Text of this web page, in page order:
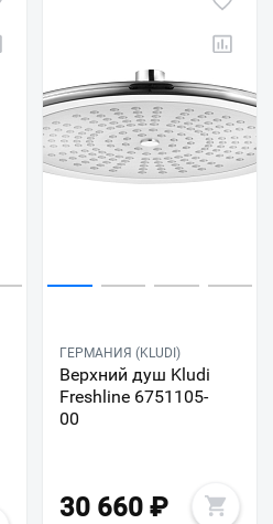
ГЕРМАНИЯ (KLUDI)
Верхний душ Kludi
Freshline 6751105-
00
30 660 ₽